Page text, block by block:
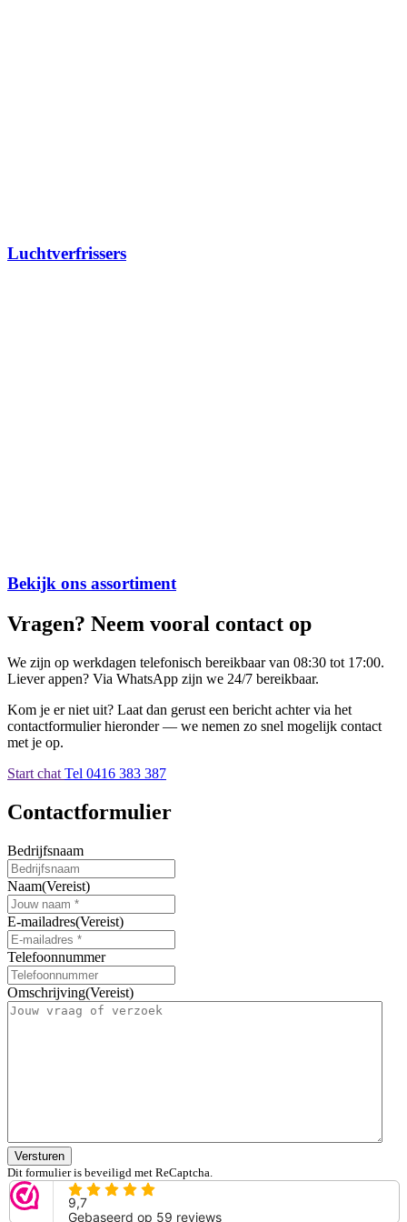
Luchtverfrissers
Bekijk ons assortiment
Vragen? Neem vooral contact op
We zijn op werkdagen telefonisch bereikbaar van 08:30 tot 17:00.
Liever appen? Via WhatsApp zijn we 24/7 bereikbaar.
Kom je er niet uit? Laat dan gerust een bericht achter via het
contactformulier hieronder — we nemen zo snel mogelijk contact
met je op.
Start chat Tel 0416 383 387
Contactformulier
Bedrijfsnaam
Naam(Vereist)
E-mailadres(Vereist)
Telefoonnummer
Omschrijving(Vereist)
Versturen
Dit formulier is beveiligd met ReCaptcha.